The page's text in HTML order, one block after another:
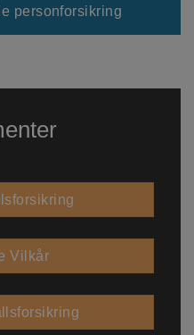
personforsikring
Vilkår